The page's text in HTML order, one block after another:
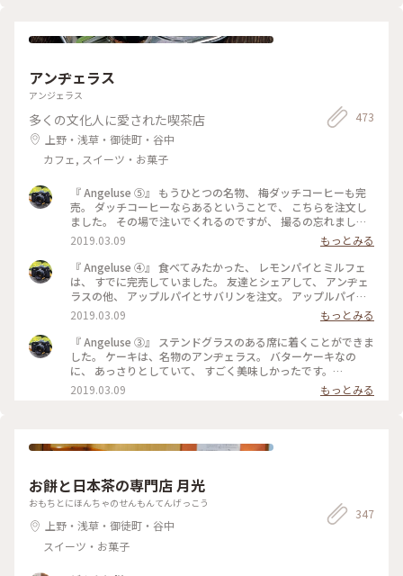
た。 #心は春色#東向島#こぐま#古民家カフェ#東京カフェ#ゆ
アンヂェラス
アンジェラス
多くの文化人に愛された喫茶店
上野・浅草・御徒町・谷中
カフェ, スイーツ・お菓子
473
『 Angeluse ⑤』 もうひとつの名物、 梅ダッチコーヒーも完
売。 ダッチコーヒーならあるということで、 こちらを注文し
ました。 その場で注いでくれるのですが、 撮るの忘れました
😅 美味しくいただきました。 最初で最後の訪問になりました
が、 本当に行くことが出来てよかったです。 #angeluse#アン
ヂェラス#浅草カフェ#ダッチコーヒー
2019.03.09
もっとみる
『 Angeluse ④』 食べてみたかった、 レモンパイとミルフェ
は、 すでに完売していました。 友達とシェアして、 アンヂェ
ラスの他、 アップルパイとサバリンを注文。 アップルパイ
は、みっちり。 サバリンは、しみしみでした。 #angeluse#ア
ンヂェラス#浅草カフェ#ケーキ#アップルパイ#サバリン
2019.03.09
もっとみる
『 Angeluse ③』 ステンドグラスのある席に着くことができま
した。 ケーキは、名物のアンヂェラス。 バターケーキなの
に、 あっさりとしていて、 すごく美味しかったです。
#angeluse#アンヂェラス#浅草カフェ#ケーキ#おやつ
2019.03.09 もっとみる
お餅と日本茶の専門店 月光
おもちとにほんちゃのせんもんてんげっこう
上野・浅草・御徒町・谷中
スイーツ・お菓子
347